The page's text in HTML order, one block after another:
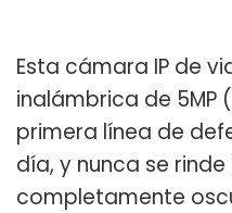
Esta cámara IP de
inalámbrica de 5MP
primera línea de
día, y nunca se
completamente